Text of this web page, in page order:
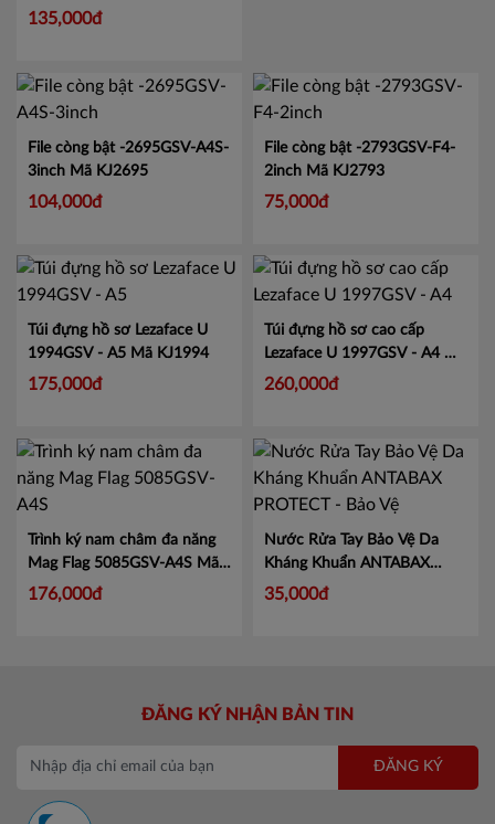
lớn tiện lợi.
135,000đ
File còng bật -2695GSV-A4S-
3inch Mã KJ2695
104,000đ
File còng bật -2793GSV-F4-
2inch Mã KJ2793
75,000đ
Túi đựng hồ sơ Lezaface U
1994GSV - A5 Mã KJ1994
175,000đ
Túi đựng hồ sơ cao cấp
Lezaface U 1997GSV - A4 Mã
KJ1997
260,000đ
Trình ký nam châm đa năng
Mag Flag 5085GSV-A4S Mã
KJ5085
176,000đ
Nước Rửa Tay Bảo Vệ Da
Kháng Khuẩn ANTABAX
PROTECT - Bảo Vệ
35,000đ
ĐĂNG KÝ NHẬN BẢN TIN
ĐĂNG KÝ